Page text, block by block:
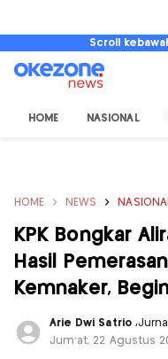
Scroll
HOME NASIONAL
HOME NEWS NASIONAL
KPK Bongkar
Hasil
Kemnaker,
Arie Dwi Satrio ,
Jum'at, 22 Agustus